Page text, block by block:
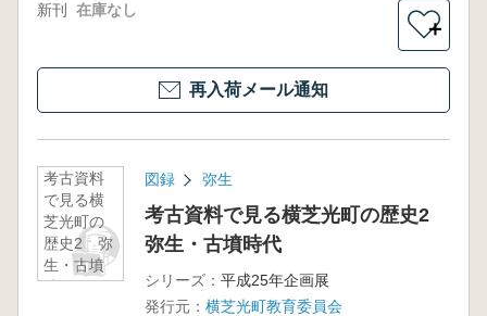
新刊 在庫なし
＋
再入荷メール通知
考古資料
で見る横
芝光町の
歴史2 弥
生・古墳
時代
図録 弥生
考古資料で見る横芝光町の歴史2
弥生・古墳時代
シリーズ： 平成25年企画展
発行元： 横芝光町教育委員会